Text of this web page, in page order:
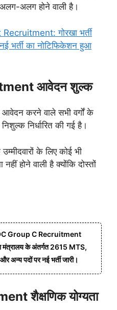
अलग होने वाली है।
गोरखा भर्ती
भर्ती का नोटिफिकेशन हुआ
आवेदन शुल्क
आवेदन करने वाले सभी वर्गों के
निर्धारित की गई है।
के लिए कोई भी
होने वाली है क्योंकि दोस्तों
Group C Recruitment
मंत्रालय के अंतर्गत 2615 MTS,
अन्य पदों पर नई भर्ती जारी।
शैक्षणिक योग्यता